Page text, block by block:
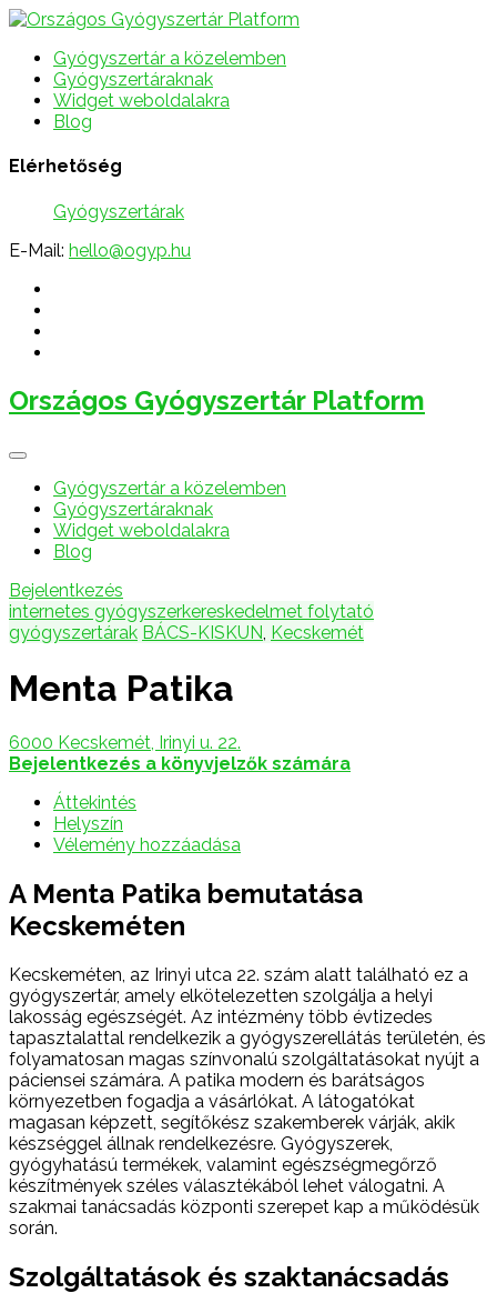
Gyógyszertár a közelemben
Gyógyszertáraknak
Widget weboldalakra
Blog
Elérhetőség
Gyógyszertárak
E-Mail: hello@ogyp.hu
Országos Gyógyszertár Platform
Gyógyszertár a közelemben
Gyógyszertáraknak
Widget weboldalakra
Blog
Bejelentkezés
internetes gyógyszerkereskedelmet folytató
gyógyszertárak BÁCS-KISKUN, Kecskemét
Menta Patika
6000 Kecskemét, Irinyi u. 22.
Bejelentkezés a könyvjelzők számára
Áttekintés
Helyszín
Vélemény hozzáadása
A Menta Patika bemutatása
Kecskeméten
Kecskeméten, az Irinyi utca 22. szám alatt található ez a
gyógyszertár, amely elkötelezetten szolgálja a helyi
lakosság egészségét. Az intézmény több évtizedes
tapasztalattal rendelkezik a gyógyszerellátás területén, és
folyamatosan magas színvonalú szolgáltatásokat nyújt a
páciensei számára. A patika modern és barátságos
környezetben fogadja a vásárlókat. A látogatókat
magasan képzett, segítőkész szakemberek várják, akik
készséggel állnak rendelkezésre. Gyógyszerek,
gyógyhatású termékek, valamint egészségmegőrző
készítmények széles választékából lehet válogatni. A
szakmai tanácsadás központi szerepet kap a működésük
során.
Szolgáltatások és szaktanácsadás